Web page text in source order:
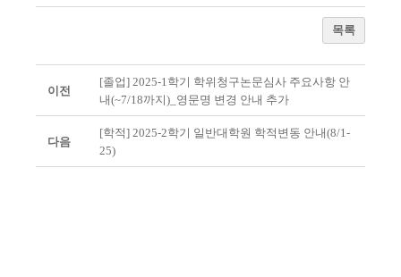
목록
이전
[졸업] 2025-1학기 학위청구논문심사 주요사항 안
내(~7/18까지)_영문명 변경 안내 추가
다음
[학적] 2025-2학기 일반대학원 학적변동 안내(8/1-
25)